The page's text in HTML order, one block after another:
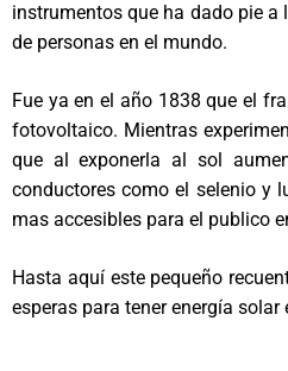
instrumentos que ha dado pie
de personas en el mundo.
Fue ya en el año 1838 que el
fotovoltaico. Mientras
que al exponerla al sol
conductores como el selenio y
mas accesibles para el publico
Hasta aquí este pequeño
esperas para tener energía